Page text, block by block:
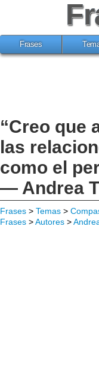
Frases
“Creo que
las
como el
— Andrea
Frases > Temas >
Frases >Autores >